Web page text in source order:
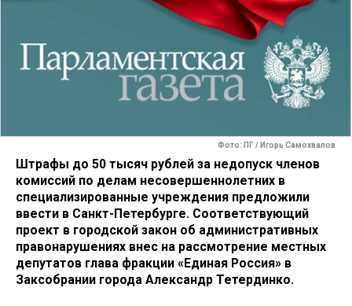
Фото: ПГ / Игорь Самохвалов
Штрафы до 50 тысяч рублей за недопуск членов
комиссий по делам несовершеннолетних в
специализированные учреждения предложили
ввести в Санкт-Петербурге. Соответствующий
проект в городской закон об административных
правонарушениях внес на рассмотрение местных
депутатов глава фракции «Единая Россия» в
Заксобрании города Александр Тетердинко.